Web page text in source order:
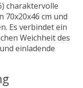
charaktervolle
70x20x46 cm und
Es verbindet ein
Weichheit des
einladende